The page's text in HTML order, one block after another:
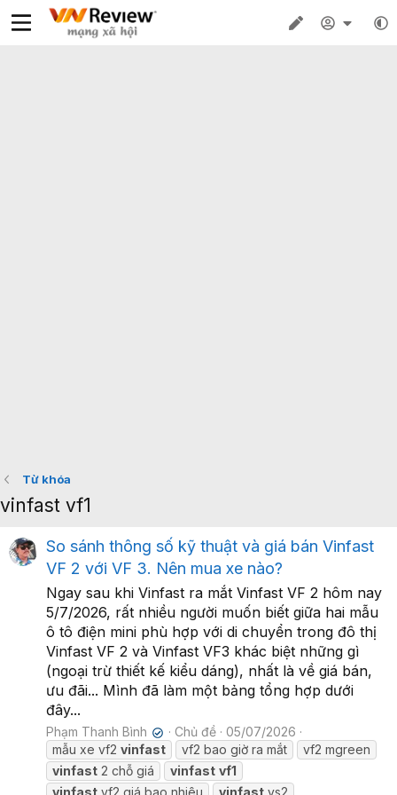
Từ khóa
vinfast vf1
So sánh thông số kỹ thuật và giá bán Vinfast
VF 2 với VF 3. Nên mua xe nào?
Ngay sau khi Vinfast ra mắt Vinfast VF 2 hôm nay
5/7/2026, rất nhiều người muốn biết giữa hai mẫu
ô tô điện mini phù hợp với di chuyển trong đô thị
Vinfast VF 2 và Vinfast VF3 khác biệt những gì
(ngoại trừ thiết kế kiểu dáng), nhất là về giá bán,
ưu đãi... Mình đã làm một bảng tổng hợp dưới
đây...
Phạm Thanh Bình ✔ Chủ đề
05/07/2026
mẫu xe vf2 vinfast vf2 bao giờ ra mắt
vf2 mgreen
vinfast 2 chỗ giá vinfast vf1